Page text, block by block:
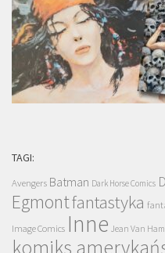
TAGI:
Avengers Batman Dark Horse Comics
Egmontfantastyka
Image Comics Inne Jean Van
komiks